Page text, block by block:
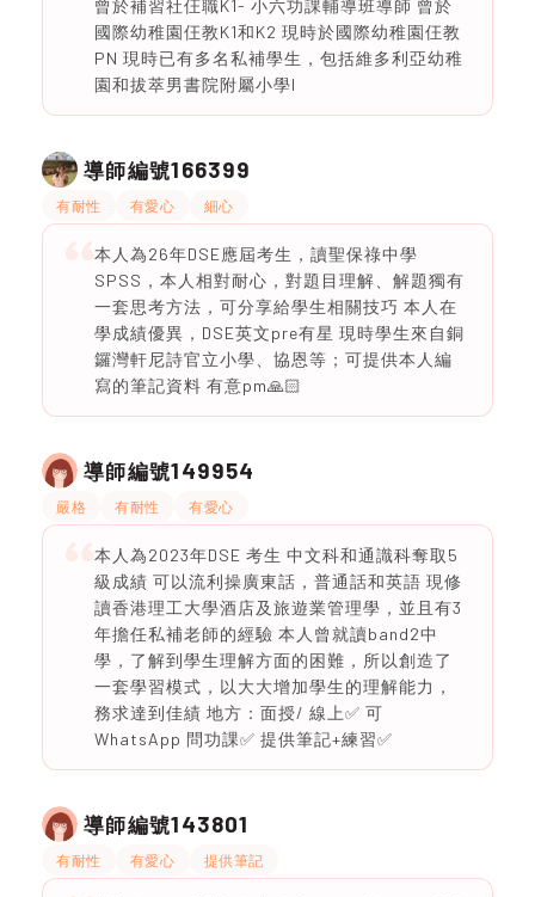
曾於補習社仼職K1- 小六功課輔導班導師 曾於
國際幼稚園仼教K1和K2 現時於國際幼稚園仼教
PN 現時已有多名私補學生，包括維多利亞幼稚
園和拔萃男書院附屬小學I
導師編號166399
有耐性 有愛心 細心
本人為26年DSE應屆考生，讀聖保祿中學
SPSS，本人相對耐心，對題目理解、解題獨有
一套思考方法，可分享給學生相關技巧 本人在
學成績優異，DSE英文pre有星 現時學生來自銅
鑼灣軒尼詩官立小學、協恩等；可提供本人編
寫的筆記資料 有意pm🙏🏻
導師編號149954
嚴格 有耐性 有愛心
本人為2023年DSE 考生 中文科和通識科奪取5
級成績 可以流利操廣東話，普通話和英語 現修
讀香港理工大學酒店及旅遊業管理學，並且有3
年擔任私補老師的經驗 本人曾就讀band2中
學，了解到學生理解方面的困難，所以創造了
一套學習模式，以大大增加學生的理解能力，
務求達到佳績 地方：面授/ 線上✅ 可
WhatsApp 問功課✅ 提供筆記+練習✅
導師編號143801
有耐性 有愛心 提供筆記